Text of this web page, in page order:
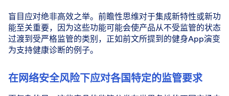
盲目应对绝非高效之举。前瞻性思维对于集成新特性或新功
能至关重要，因为这些功能可能会使产品从不受监管的状态
过渡到受严格监管的类别，正如前文所提到的健身App演变
为支持健康诊断的例子。
在网络安全风险下应对各国特定的监管要求